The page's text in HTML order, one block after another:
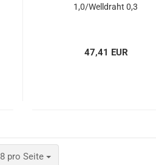
1,0/Welldraht 0,3
47,41 EUR
8 pro Seite
pro Seite